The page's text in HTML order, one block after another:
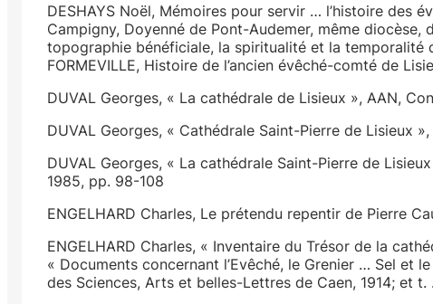
DESHAYS Noël, Mémoires pour servir … l’histoire des
Campigny, Doyenné de Pont-Audemer, même
topographie bénéficiale, la spiritualité et la temporalité
FORMEVILLE, Histoire de l’ancien évêché-comté de
DUVAL Georges, « La cathédrale de Lisieux », AAN,
DUVAL Georges, « Cathédrale Saint-Pierre de Lisieux
DUVAL Georges, « La cathédrale Saint-Pierre de
1985, pp. 98-108
ENGELHARD Charles, Le prétendu repentir de Pierre
ENGELHARD Charles, « Inventaire du Trésor de la
« Documents concernant l’Evêché, le Grenier … Sel et
des Sciences, Arts et belles-Lettres de Caen, 1914; et